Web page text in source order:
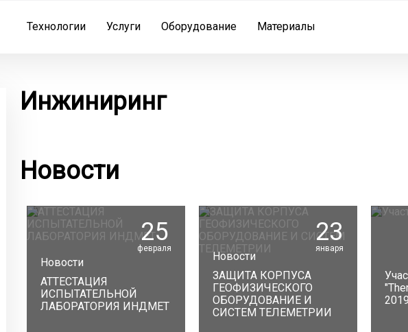
Технологии Услуги Оборудование Материалы
Инжиниринг
Новости
25
февраля
Новости
АТТЕСТАЦИЯ
ИСПЫТАТЕЛЬНОЙ
ЛАБОРАТОРИЯ ИНДМЕТ
23
января
Новости
ЗАЩИТА КОРПУСА
ГЕОФИЗИЧЕСКОГО
ОБОРУДОВАНИЕ И
СИСТЕМ ТЕЛЕМЕТРИИ